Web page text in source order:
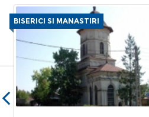
BISERICI SI MANASTIRI